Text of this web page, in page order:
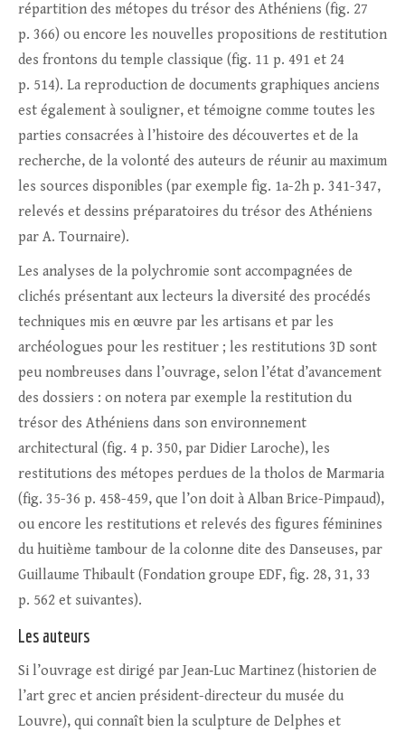
répartition des métopes du trésor des Athéniens (fig. 27
p. 366) ou encore les nouvelles propositions de restitution
des frontons du temple classique (fig. 11 p. 491 et 24
p. 514). La reproduction de documents graphiques anciens
est également à souligner, et témoigne comme toutes les
parties consacrées à l’histoire des découvertes et de la
recherche, de la volonté des auteurs de réunir au maximum
les sources disponibles (par exemple fig. 1a-2h p. 341-347,
relevés et dessins préparatoires du trésor des Athéniens
par A. Tournaire).
Les analyses de la polychromie sont accompagnées de
clichés présentant aux lecteurs la diversité des procédés
techniques mis en œuvre par les artisans et par les
archéologues pour les restituer ; les restitutions 3D sont
peu nombreuses dans l’ouvrage, selon l’état d’avancement
des dossiers : on notera par exemple la restitution du
trésor des Athéniens dans son environnement
architectural (fig. 4 p. 350, par Didier Laroche), les
restitutions des métopes perdues de la tholos de Marmaria
(fig. 35-36 p. 458-459, que l’on doit à Alban Brice-Pimpaud),
ou encore les restitutions et relevés des figures féminines
du huitième tambour de la colonne dite des Danseuses, par
Guillaume Thibault (Fondation groupe EDF, fig. 28, 31, 33
p. 562 et suivantes).
Les auteurs
Si l’ouvrage est dirigé par Jean‑Luc Martinez (historien de
l’art grec et ancien président-directeur du musée du
Louvre), qui connaît bien la sculpture de Delphes et